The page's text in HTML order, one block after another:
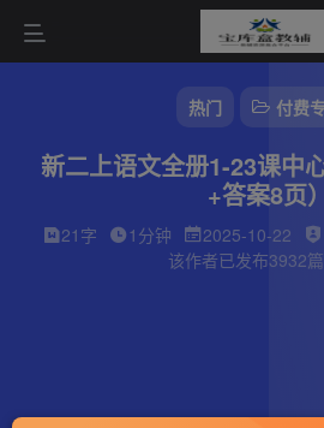
热门 付费
新二上语文全册1-23课中
+答案8页）
21字 1分钟 2025-10-22
该作者已发布3932